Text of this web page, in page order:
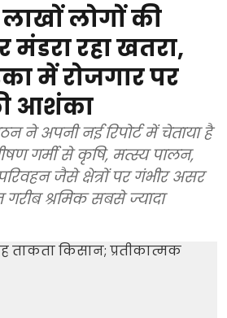
लोगों की
मंडरा रहा खतरा,
में रोजगार पर
आशंका
ने अपनी नई रिपोर्ट में चेताया है
गर्मी से कृषि, मत्स्य पालन,
जैसे क्षेत्रों पर गंभीर असर
श्रमिक सबसे ज्यादा